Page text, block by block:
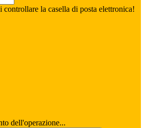
la casella di posta elettronica!
dell'operazione...